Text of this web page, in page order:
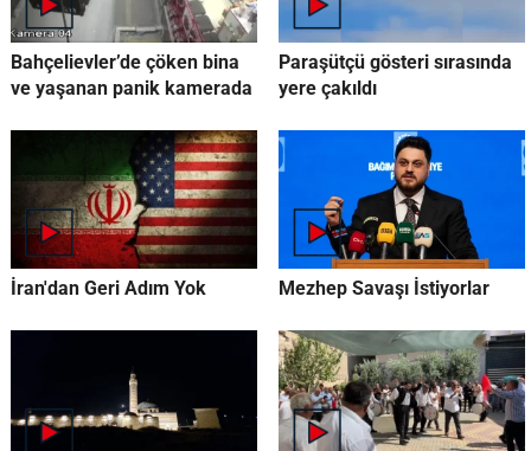
Bahçelievler’de çöken bina
ve yaşanan panik kamerada
Paraşütçü gösteri sırasında
yere çakıldı
İran'dan Geri Adım Yok Mezhep Savaşı İstiyorlar